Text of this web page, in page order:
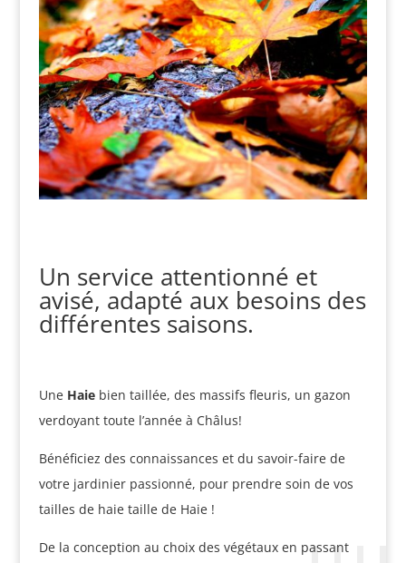
Un service attentionné et
avisé, adapté aux besoins des
différentes saisons.
UneHaiebien taillée, des massifs fleuris, un gazon
verdoyant toute l’année à Châlus!
Bénéficiez des connaissances et du savoir-faire de
votre jardinier passionné, pour prendre soin de vos
tailles de haie taille de Haie !
De la conception au choix des végétaux en passant